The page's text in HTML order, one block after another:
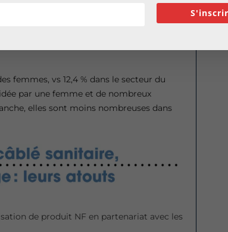
un kit complet et pré-assemblé,
Pas de gâchis, moins
femmes, vs 12,4 % dans le secteur du
par une femme et de nombreux
elles sont moins nombreuses dans
de produit NF en partenariat avec les